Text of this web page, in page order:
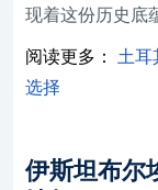
现着这份历史底
阅读更多： 土耳
选择
伊斯坦布尔